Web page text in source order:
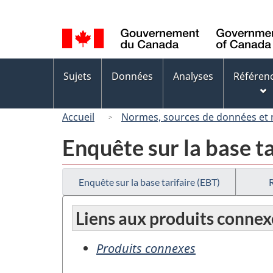
de
la
langue
des
Sujets Données Analyses
Accueil Normes, sources de données et
Enquête sur la base
Enquête sur la base tarifaire (EBT)
Liens aux produits
Produits connexes